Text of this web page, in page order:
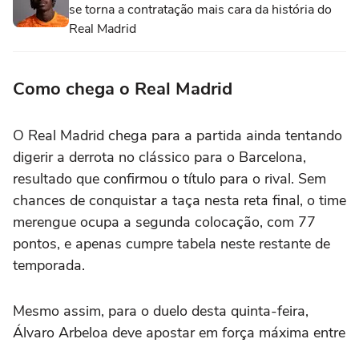
se torna a contratação mais cara da história do
Real Madrid
Como chega o Real Madrid
O Real Madrid chega para a partida ainda tentando
digerir a derrota no clássico para o Barcelona,
resultado que confirmou o título para o rival. Sem
chances de conquistar a taça nesta reta final, o time
merengue ocupa a segunda colocação, com 77
pontos, e apenas cumpre tabela neste restante de
temporada.
Mesmo assim, para o duelo desta quinta-feira,
Álvaro Arbeloa deve apostar em força máxima entre